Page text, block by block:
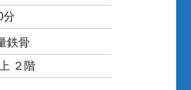
分
鉄骨
２階